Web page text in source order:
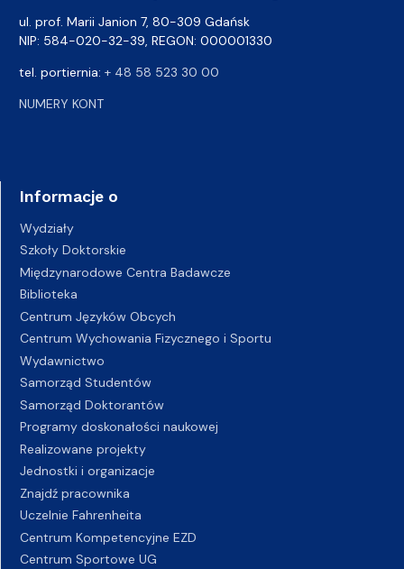
ul. prof. Marii Janion 7, 80-309 Gdańsk
NIP: 584-020-32-39, REGON: 000001330
tel. portiernia: + 48 58 523 30 00
NUMERY KONT
Informacje o
Wydziały
Szkoły Doktorskie
Międzynarodowe Centra Badawcze
Biblioteka
Centrum Języków Obcych
Centrum Wychowania Fizycznego i Sportu
Wydawnictwo
Samorząd Studentów
Samorząd Doktorantów
Programy doskonałości naukowej
Realizowane projekty
Jednostki i organizacje
Znajdź pracownika
Uczelnie Fahrenheita
Centrum Kompetencyjne EZD
Centrum Sportowe UG